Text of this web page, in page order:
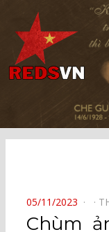
Kênh chia sẻ tri thức cộng
POSTED
ON
05/11/2023
Chùm